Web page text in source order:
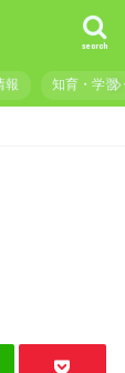
search
報 知育・学習